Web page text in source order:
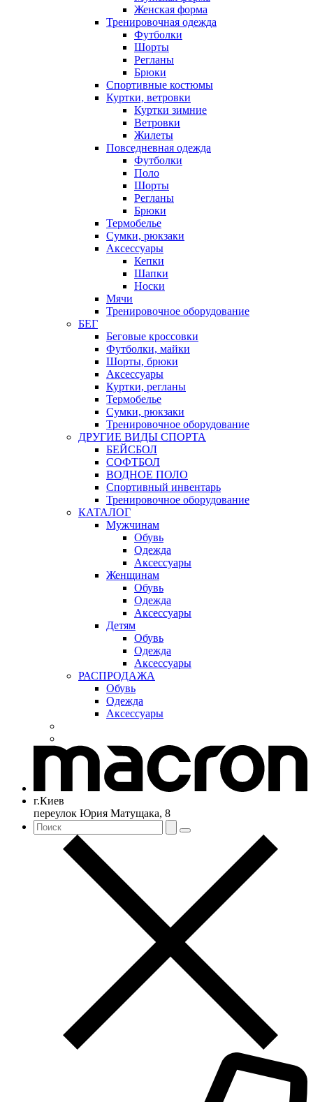
Женская форма
Тренировочная одежда
Футболки
Шорты
Регланы
Брюки
Спортивные костюмы
Куртки, ветровки
Куртки зимние
Ветровки
Жилеты
Повседневная одежда
Футболки
Поло
Шорты
Регланы
Брюки
Термобелье
Сумки, рюкзаки
Аксессуары
Кепки
Шапки
Носки
Мячи
Тренировочное оборудование
БЕГ
Беговые кроссовки
Футболки, майки
Шорты, брюки
Аксессуары
Куртки, регланы
Термобелье
Сумки, рюкзаки
Тренировочное оборудование
ДРУГИЕ ВИДЫ СПОРТА
БЕЙСБОЛ
СОФТБОЛ
ВОДНОЕ ПОЛО
Спортивный инвентарь
Тренировочное оборудование
КАТАЛОГ
Мужчинам
Обувь
Одежда
Аксессуары
Женщинам
Обувь
Одежда
Аксессуары
Детям
Обувь
Одежда
Аксессуары
РАСПРОДАЖА
Обувь
Одежда
Аксессуары
г.Киев
переулок Юрия Матущака, 8